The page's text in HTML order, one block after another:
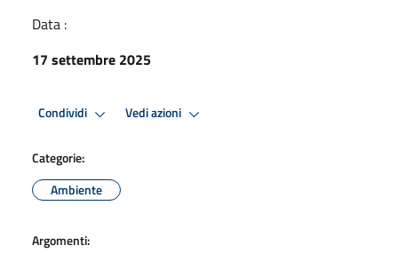
Data :
17 settembre 2025
Condividi Vedi azioni
Categorie:
Ambiente
Argomenti: